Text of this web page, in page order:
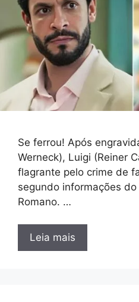
Se ferrou! Após
Werneck), Luigi (Reiner
flagrante pelo crime de
segundo informações
Romano. …
Leia mais